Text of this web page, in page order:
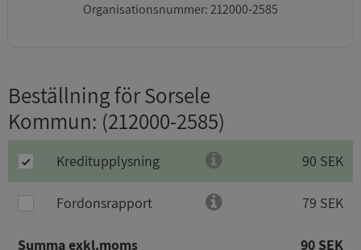
Organisationsnummer: 212000-2585
Beställning för Sorsele
Kommun: (212000-2585)
Kreditupplysning 90 SEK
Fordonsrapport 79 SEK
Summa exkl.moms 90 SEK